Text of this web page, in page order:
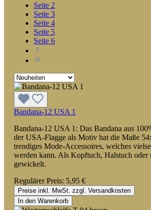
Seite 2
Seite 3
Seite 4
Seite 5
Seite 6
Bandana-12 USA 1
Bandana-12 USA 1: Das Bandana aus
der USA-Flagge als Motiv hat die Maße
trendiges Mode-Accessoires, welches
werden kann. Als Kopftuch, Halstuch oder
gewickelt.
Regulärer Preis: 5,95 €
Preise inkl. MwSt. zzgl. Versandkosten
In den Warenkorb